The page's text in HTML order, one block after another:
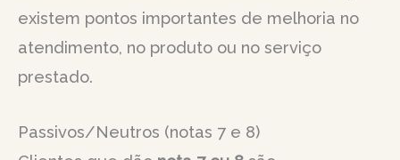
existem pontos importantes de melhoria no
atendimento, no produto ou no serviço
prestado.
Passivos/Neutros (notas 7 e 8)